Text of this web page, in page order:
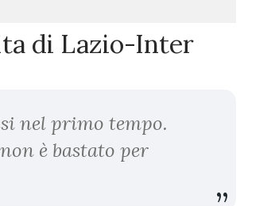
di Lazio-Inter
nel primo tempo.
è bastato per